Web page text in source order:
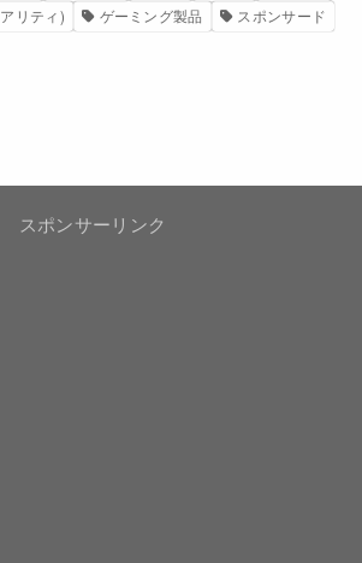
リティ)
ゲーミング製品
スポンサード
スポンサーリンク